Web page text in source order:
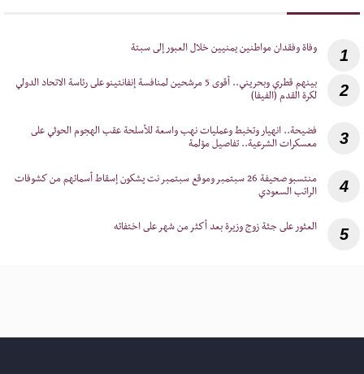
1
2
‎بينهم قطري وبحريني.. أقوى 5 مرشحين لمنافسة إنفانتينو على رئاسة الاتحاد الدولي
لكرة القدم (الفيفا)
3
‎فضيحة.. انهيار وتخبط وعمليات نهب واسعة للأسلحة عقب الهجوم الحوثي على
معسكرات الشرعية.. تفاصيل مؤلمة
4
‎منتسبو صحيفة 26 سبتمبر وموقع سبتمبر نت يشكون إسقاط أسمائهم من كشوفات
الراتب السعودي
5